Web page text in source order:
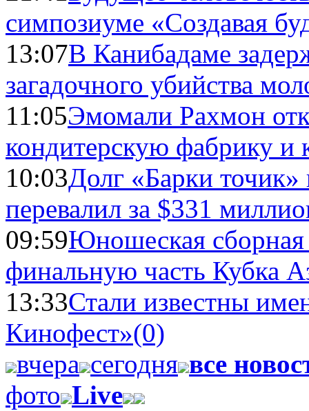
симпозиуме «Создавая
13:07В Канибадаме
загадочного убийства
11:05Эмомали Рахмон
кондитерскую фабрику и
10:03Долг «Барки
перевалил за $331
09:59Юношеская
финальную часть Кубка
13:33Стали известны
Кинофест»(0)
вчера сегодня все
фото Live